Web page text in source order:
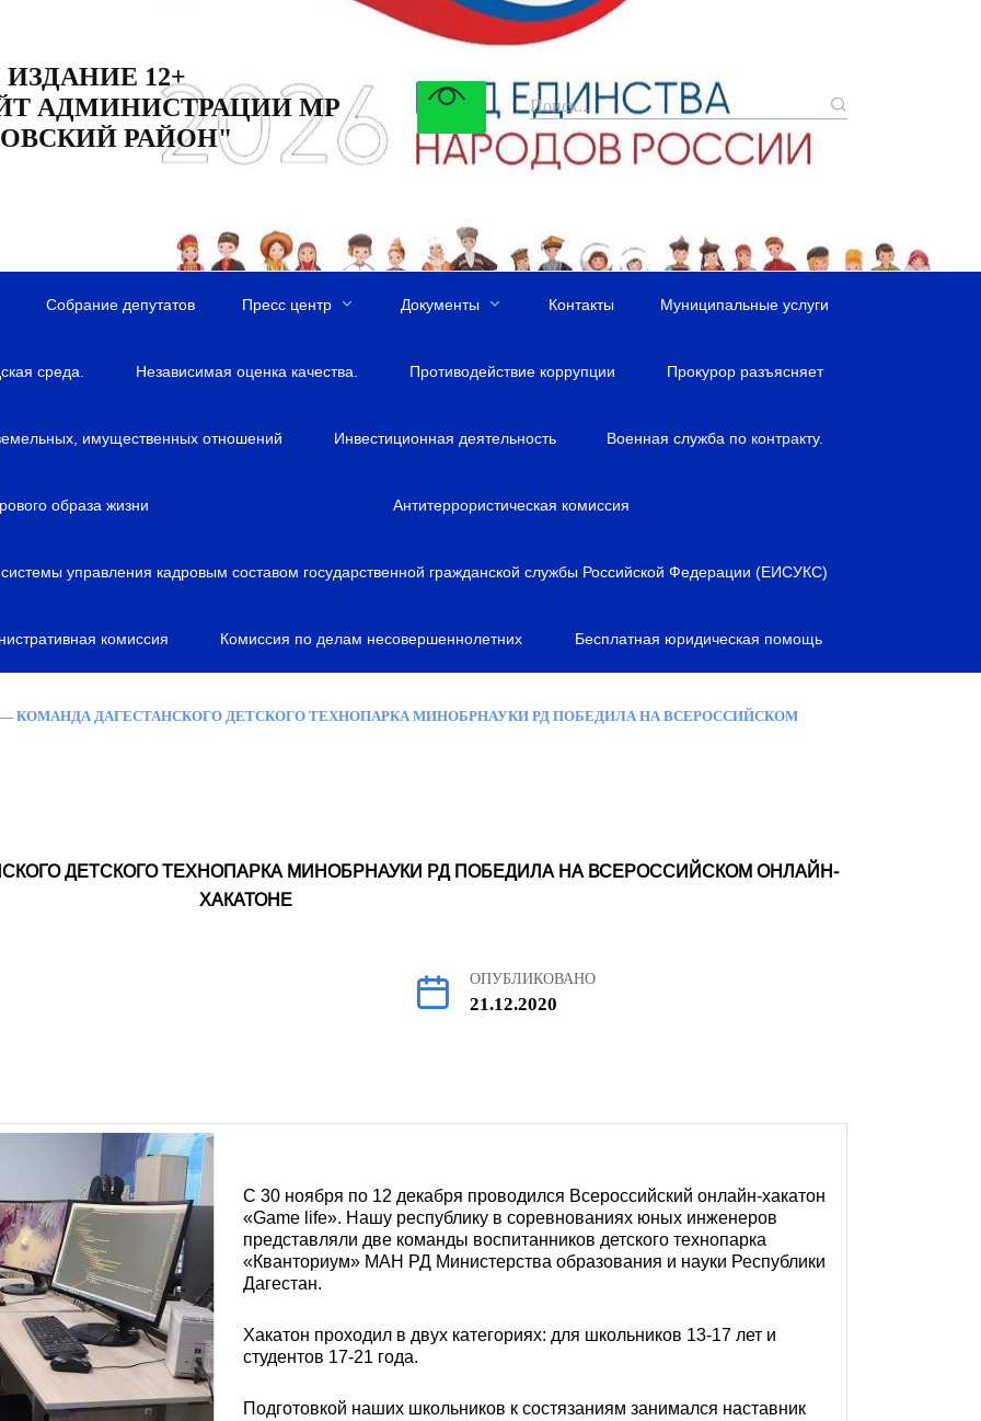
12+
АДМИНИСТРАЦИИ МР
РАЙОН"
Собрание депутатов Пресс центр Документы Контакты Муниципальные услуги
среда. Независимая оценка качества. Противодействие коррупции Прокурор разъясняет
имущественных отношений Инвестиционная деятельность Военная служба по контракту.
образа жизни Антитеррористическая комиссия
управления кадровым составом государственной гражданской службы Российской Федерации (ЕИСУКС)
комиссия Комиссия по делам несовершеннолетних Бесплатная юридическая помощь
КОМАНДА ДАГЕСТАНСКОГО ДЕТСКОГО ТЕХНОПАРКА МИНОБРНАУКИ РД ПОБЕДИЛА НА ВСЕРОССИЙСКОМ
ДЕТСКОГО ТЕХНОПАРКА МИНОБРНАУКИ РД ПОБЕДИЛА НА ВСЕРОССИЙСКОМ ОНЛАЙН-
ХАКАТОНЕ
ОПУБЛИКОВАНО
21.12.2020
С 30 ноября по 12 декабря проводился Всероссийский онлайн-хакатон
«Game life». Нашу республику в соревнованиях юных инженеров
представляли две команды воспитанников детского технопарка
«Кванториум» МАН РД Министерства образования и науки Республики
Дагестан.
Хакатон проходил в двух категориях: для школьников 13-17 лет и
студентов 17-21 года.
Подготовкой наших школьников к состязаниям занимался наставник